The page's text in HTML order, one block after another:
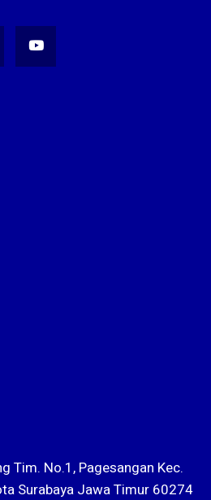
Tim. No.1, Pagesangan Kec.
Surabaya Jawa Timur 60274